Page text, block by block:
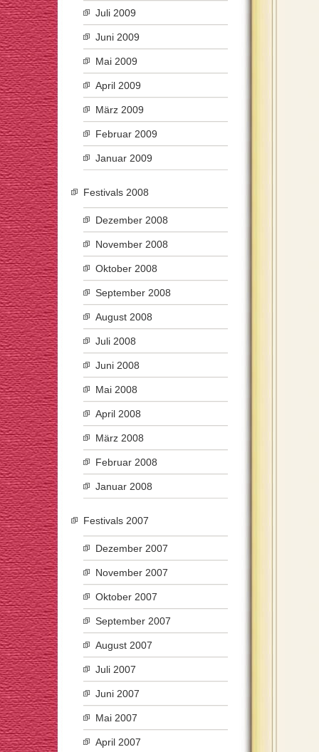
Juli 2009
Juni 2009
Mai 2009
April 2009
März 2009
Februar 2009
Januar 2009
Festivals 2008
Dezember 2008
November 2008
Oktober 2008
September 2008
August 2008
Juli 2008
Juni 2008
Mai 2008
April 2008
März 2008
Februar 2008
Januar 2008
Festivals 2007
Dezember 2007
November 2007
Oktober 2007
September 2007
August 2007
Juli 2007
Juni 2007
Mai 2007
April 2007